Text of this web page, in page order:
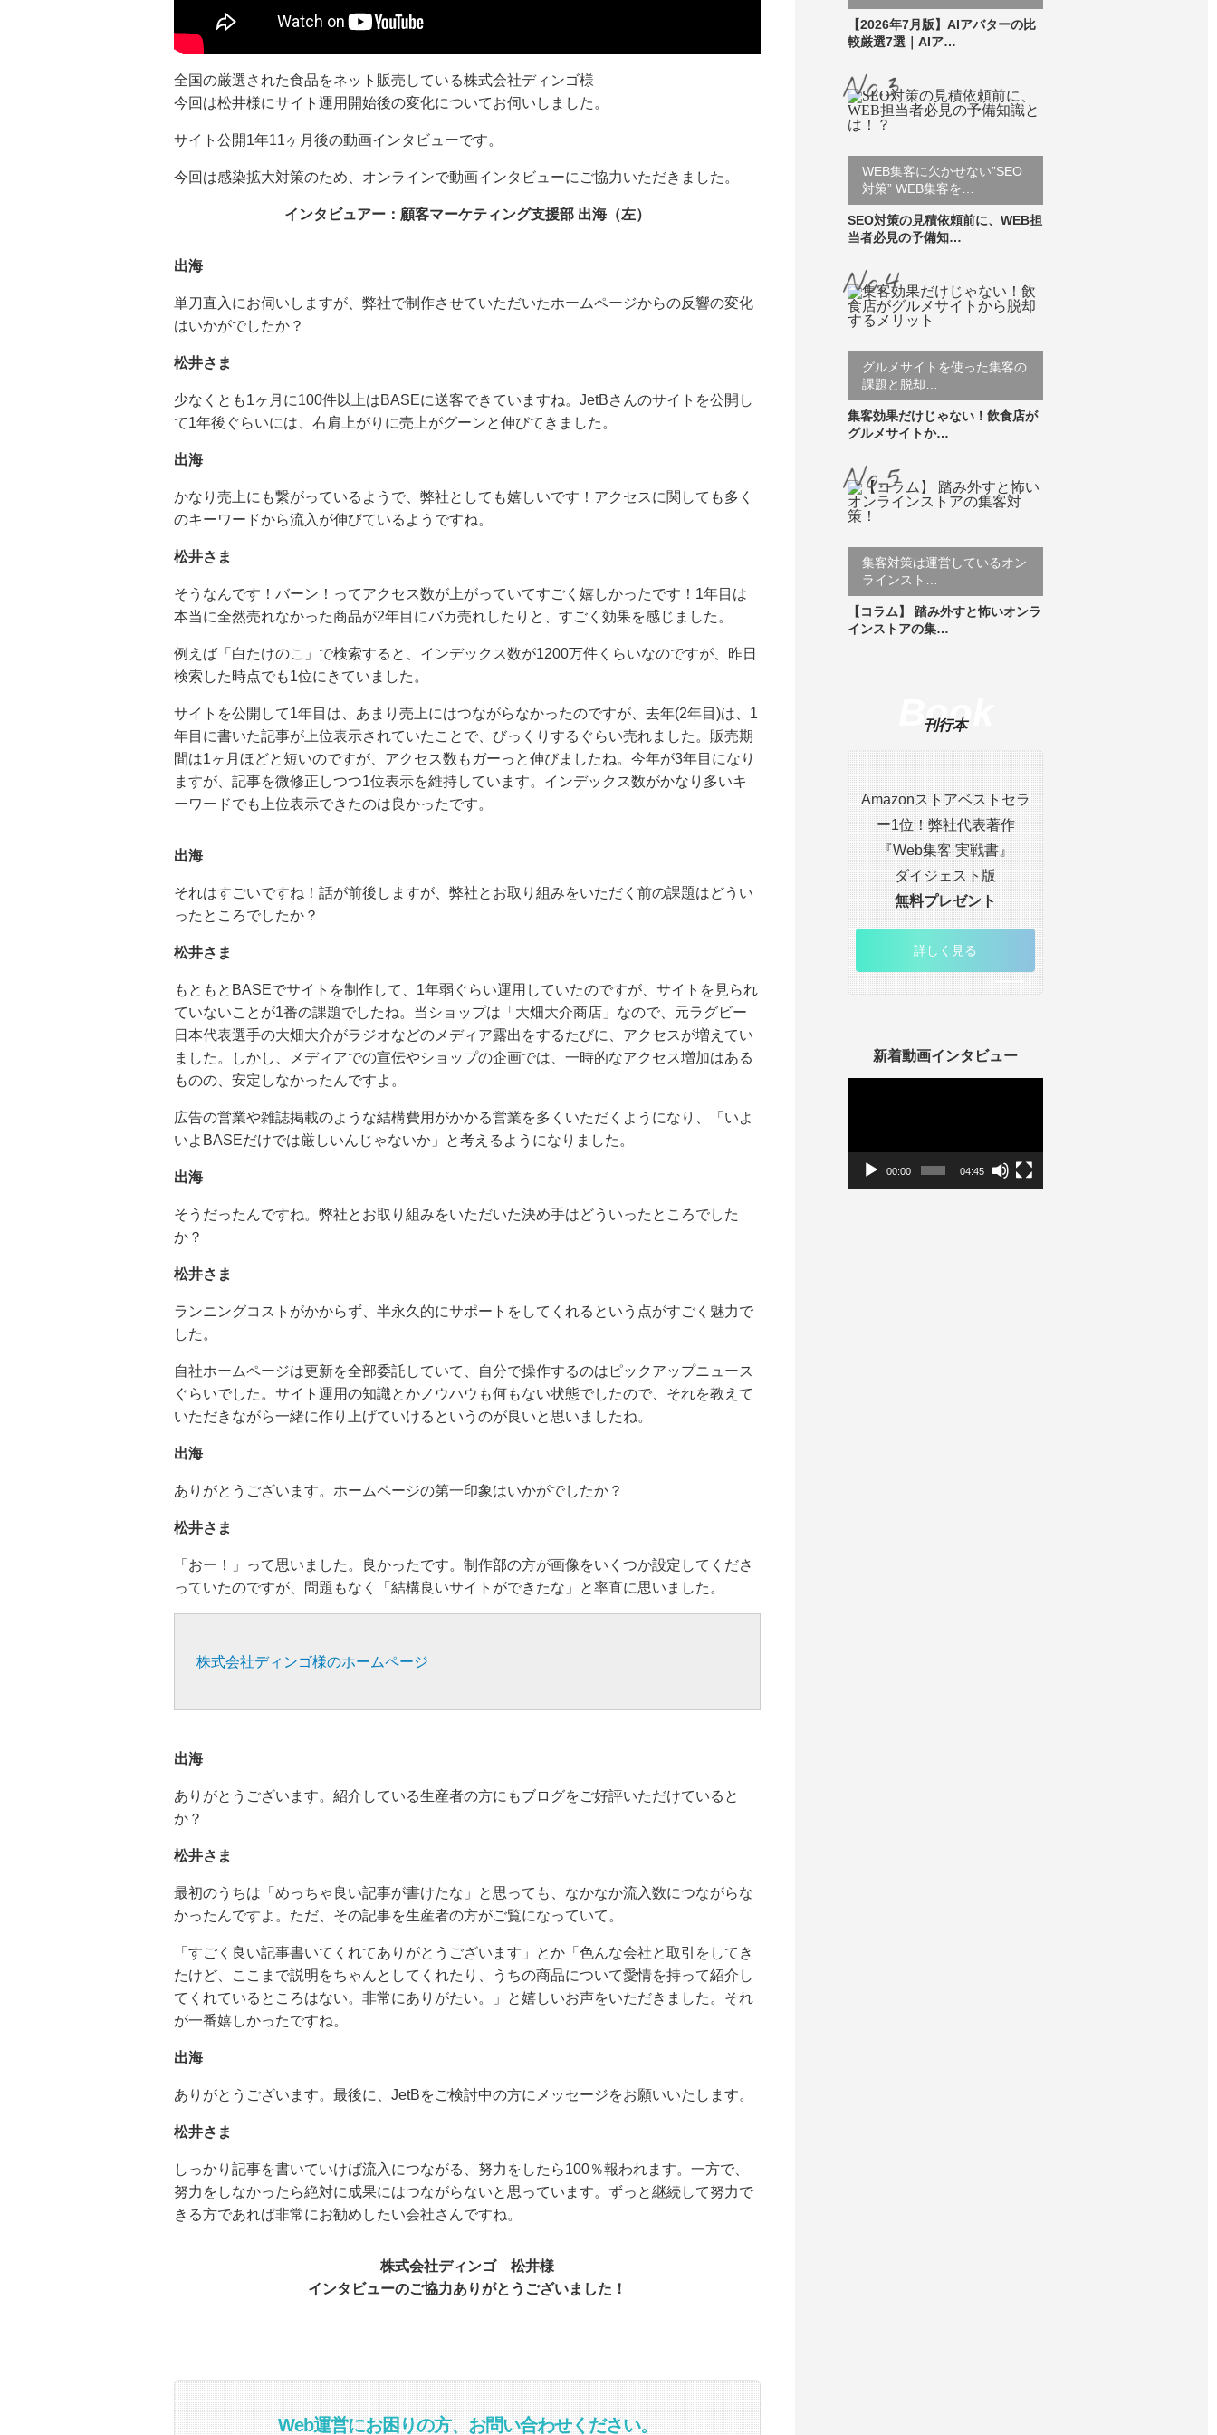
全国の厳選された食品をネット販売している株式会社ディンゴ様
今回は松井様にサイト運用開始後の変化についてお伺いしました。
サイト公開1年11ヶ月後の動画インタビューです。
今回は感染拡大対策のため、オンラインで動画インタビューにご協力いただきました。
インタビュアー：顧客マーケティング支援部 出海（左）
出海
単刀直入にお伺いしますが、弊社で制作させていただいたホームページからの反響の変化
はいかがでしたか？
松井さま
少なくとも1ヶ月に100件以上はBASEに送客できていますね。JetBさんのサイトを公開し
て1年後ぐらいには、右肩上がりに売上がグーンと伸びてきました。
出海
かなり売上にも繋がっているようで、弊社としても嬉しいです！アクセスに関しても多く
のキーワードから流入が伸びているようですね。
松井さま
そうなんです！バーン！ってアクセス数が上がっていてすごく嬉しかったです！1年目は
本当に全然売れなかった商品が2年目にバカ売れしたりと、すごく効果を感じました。
例えば「白たけのこ」で検索すると、インデックス数が1200万件くらいなのですが、昨日
検索した時点でも1位にきていました。
サイトを公開して1年目は、あまり売上にはつながらなかったのですが、去年(2年目)は、1
年目に書いた記事が上位表示されていたことで、びっくりするぐらい売れました。販売期
間は1ヶ月ほどと短いのですが、アクセス数もガーっと伸びましたね。今年が3年目になり
ますが、記事を微修正しつつ1位表示を維持しています。インデックス数がかなり多いキ
ーワードでも上位表示できたのは良かったです。
出海
それはすごいですね！話が前後しますが、弊社とお取り組みをいただく前の課題はどうい
ったところでしたか？
松井さま
もともとBASEでサイトを制作して、1年弱ぐらい運用していたのですが、サイトを見られ
ていないことが1番の課題でしたね。当ショップは「大畑大介商店」なので、元ラグビー
日本代表選手の大畑大介がラジオなどのメディア露出をするたびに、アクセスが増えてい
ました。しかし、メディアでの宣伝やショップの企画では、一時的なアクセス増加はある
ものの、安定しなかったんですよ。
広告の営業や雑誌掲載のような結構費用がかかる営業を多くいただくようになり、「いよ
いよBASEだけでは厳しいんじゃないか」と考えるようになりました。
出海
そうだったんですね。弊社とお取り組みをいただいた決め手はどういったところでした
か？
松井さま
ランニングコストがかからず、半永久的にサポートをしてくれるという点がすごく魅力で
した。
自社ホームページは更新を全部委託していて、自分で操作するのはピックアップニュース
ぐらいでした。サイト運用の知識とかノウハウも何もない状態でしたので、それを教えて
いただきながら一緒に作り上げていけるというのが良いと思いましたね。
出海
ありがとうございます。ホームページの第一印象はいかがでしたか？
松井さま
「おー！」って思いました。良かったです。制作部の方が画像をいくつか設定してくださ
っていたのですが、問題もなく「結構良いサイトができたな」と率直に思いました。
株式会社ディンゴ様のホームページ
出海
ありがとうございます。紹介している生産者の方にもブログをご好評いただけていると
か？
松井さま
最初のうちは「めっちゃ良い記事が書けたな」と思っても、なかなか流入数につながらな
かったんですよ。ただ、その記事を生産者の方がご覧になっていて。
「すごく良い記事書いてくれてありがとうございます」とか「色んな会社と取引をしてき
たけど、ここまで説明をちゃんとしてくれたり、うちの商品について愛情を持って紹介し
てくれているところはない。非常にありがたい。」と嬉しいお声をいただきました。それ
が一番嬉しかったですね。
出海
ありがとうございます。最後に、JetBをご検討中の方にメッセージをお願いいたします。
松井さま
しっかり記事を書いていけば流入につながる、努力をしたら100％報われます。一方で、
努力をしなかったら絶対に成果にはつながらないと思っています。ずっと継続して努力で
きる方であれば非常にお勧めしたい会社さんですね。
株式会社ディンゴ 松井様
インタビューのご協力ありがとうございました！
Web運営にお困りの方、お問い合わせください。
【2026年7月版】AIアバターの比
較厳選7選｜AIア…
WEB集客に欠かせない”SEO
対策” WEB集客を…
SEO対策の見積依頼前に、WEB担
当者必見の予備知…
グルメサイトを使った集客の
課題と脱却…
集客効果だけじゃない！飲食店が
グルメサイトか…
集客対策は運営しているオン
ラインスト…
【コラム】 踏み外すと怖いオンラ
インストアの集…
刊行本
Book
Amazonストアベストセラ
ー1位！弊社代表著作
『Web集客 実戦書』
ダイジェスト版
無料プレゼント
詳しく見る
新着動画インタビュー
動
00:00 04:45